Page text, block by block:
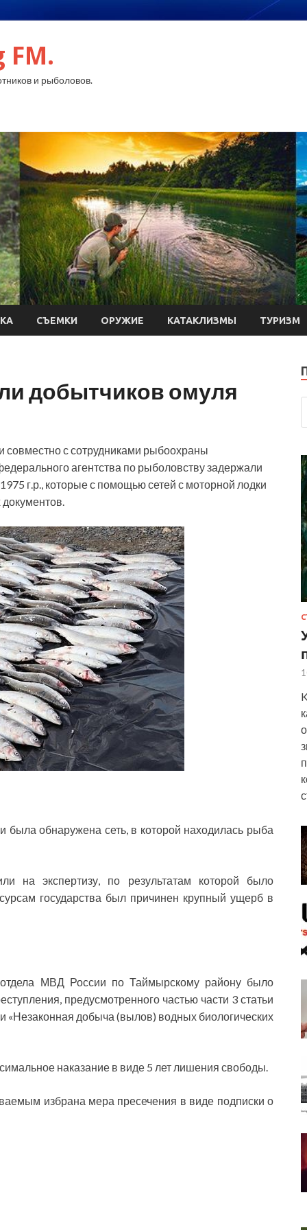
и рыболовов.
СЪЕМКИ ОРУЖИЕ КАТАКЛИЗМЫ ТУРИЗМ
добытчиков омуля
с сотрудниками рыбоохраны
агентства по рыболовству задержали
г.р., которые с помощью сетей с моторной лодки
была обнаружена сеть, в которой находилась рыба
на экспертизу, по результатам которой было
государства был причинен крупный ущерб в
МВД России по Таймырскому району было
предусмотренного частью части 3 статьи
«Незаконная добыча (вылов) водных биологических
наказание в виде 5 лет лишения свободы.
избрана мера пресечения в виде подписки о